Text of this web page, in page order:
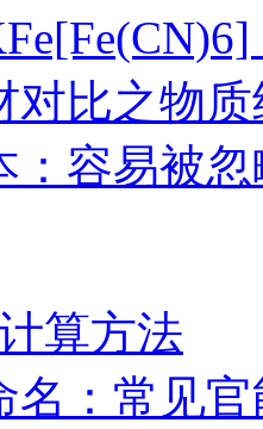
对比之物
：容易被
算方法
名：常见